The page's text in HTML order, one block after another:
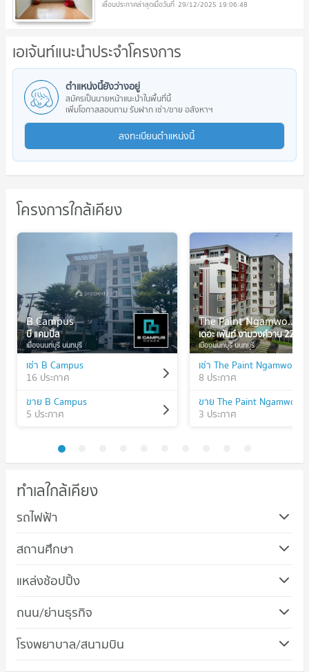
29/12/2025 19:06:48
เอเจ้นท์แนะนำประจำโครงการ
ตำแหน่งนี้ยังว่างอยู่
สมัครเป็นนายหน้าแนะนำในพื้นที่นี้
เพิ่มโอกาสสอบถาม รับฝาก เช่า/ขาย อสังหาฯ
ลงทะเบียนตำแหน่งนี้
โครงการใกล้เคียง
B Campus
บี แคมปัส
เมืองนนทบุรี นนทบุรี
เช่า B Campus
16 ประกาศ
ขาย B Campus
5 ประกาศ
The Paint Ngamwongwan 22
เดอะ เพ้นท์ งามวงศ์วาน 22
เมืองนนทบุรี นนทบุรี
เช่า The Paint
8 ประกาศ
ขาย The Paint
3 ประกาศ
ทำเลใกล้เคียง
รถไฟฟ้า
สถานศึกษา
คอนโด วิทยาลัยพยาบาลบรมราชชนนีศรีธัญญา
คอนโดให้เช่า วิทยาลัยพยาบาลบรมราชชนนีศรีธัญญา
ขายคอนโด วิทยาลัยพยาบาลบรมราชชนนีศรีธัญญา
แหล่งช้อปปิ้ง
คอนโด เดอะ มอลล์ งามวงศ์วาน
คอนโดให้เช่า เดอะ มอลล์ งามวงศ์วาน
ถนน/ย่านธุรกิจ
คอนโด เขตหลักสี่
โรงพยาบาล/สนามบิน